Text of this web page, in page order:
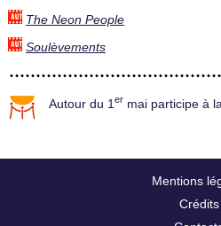
The Neon People
Soulèvements
Autour du 1 er mai participe à la
Mentions
Crédits